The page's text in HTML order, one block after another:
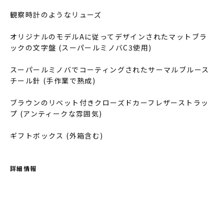
観察時計のようなリューズ
オリジナルのモデルAに従ってデザインされたマットブラ
ックの文字盤 (スーパールミノバC3使用)
スーパールミノバでコーティングされたサーマルブルース
チール針 (手作業で熟成)
ブラウンのリベット付きクローズドカーフレザーストラッ
プ (アンティークな雰囲気)
ギフトボックス (外箱含む)
詳細情報